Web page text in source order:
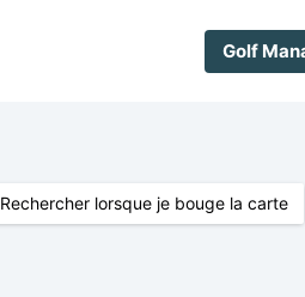
Golf
Rechercher lorsque je bouge la carte